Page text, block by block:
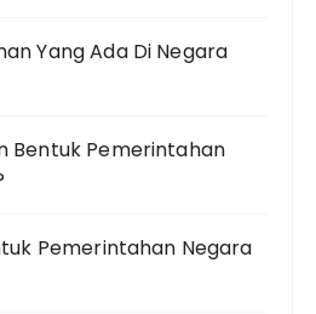
Yang Ada Di Negara
Bentuk Pemerintahan
Pemerintahan Negara